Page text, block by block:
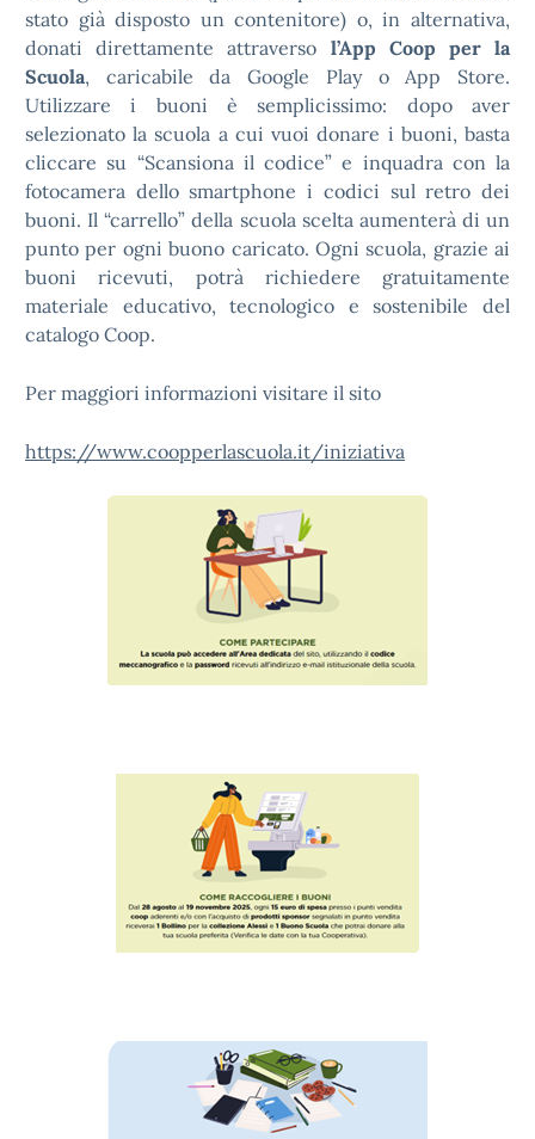
stato già disposto un contenitore) o, in alternativa,
donati direttamente attraverso l’App Coop per la
Scuola, caricabile da Google Play o App Store.
Utilizzare i buoni è semplicissimo: dopo aver
selezionato la scuola a cui vuoi donare i buoni, basta
cliccare su “Scansiona il codice” e inquadra con la
fotocamera dello smartphone i codici sul retro dei
buoni. Il “carrello” della scuola scelta aumenterà di un
punto per ogni buono caricato. Ogni scuola, grazie ai
buoni ricevuti, potrà richiedere gratuitamente
materiale educativo, tecnologico e sostenibile del
catalogo Coop.
Per maggiori informazioni visitare il sito
https://www.coopperlascuola.it/iniziativa